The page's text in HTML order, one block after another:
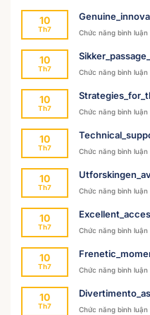
10
Th7 Chức năng bình luận
10
Th7 Chức năng bình luận
10
Th7 Chức năng bình luận
10
Th7 Chức năng bình luận
10
Th7 Chức năng bình luận
10
Th7 Chức năng bình luận
10
Th7 Chức năng bình luận
10
Th7 Chức năng bình luận